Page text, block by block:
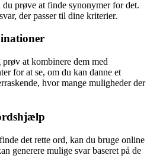
prøve at finde synonymer for det.
der passer til dine kriterier.
at kombinere dem med
for at se, om du kan danne et
hvor mange muligheder der
det rette ord, kan du bruge online
generere mulige svar baseret på de